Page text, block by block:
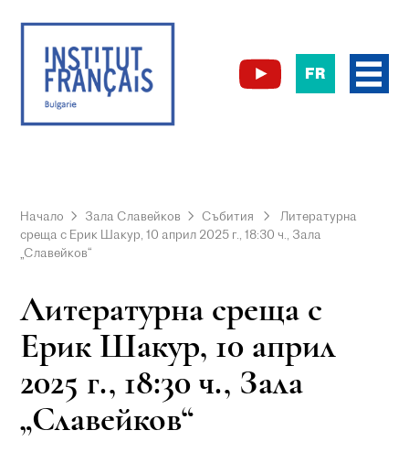
FR
Начало Зала Славейков Събития
Литературна
среща с Ерик Шакур, 10 април 2025 г., 18:30 ч., Зала
„Славейков“
Литературна среща с
Ерик Шакур, 10 април
2025 г., 18:30 ч., Зала
„Славейков“